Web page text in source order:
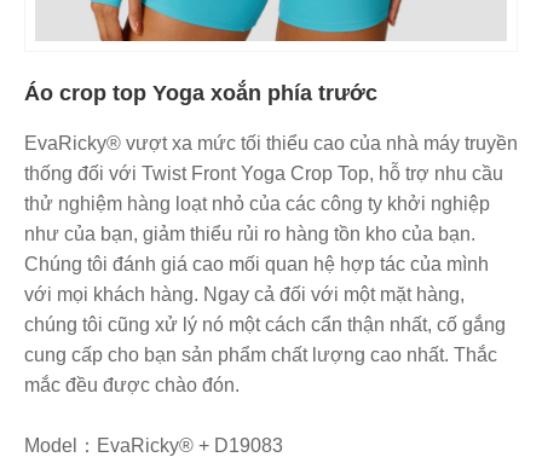
Áo crop top Yoga xoắn phía trước
EvaRicky® vượt xa mức tối thiểu cao của nhà máy truyền
thống đối với Twist Front Yoga Crop Top, hỗ trợ nhu cầu
thử nghiệm hàng loạt nhỏ của các công ty khởi nghiệp
như của bạn, giảm thiểu rủi ro hàng tồn kho của bạn.
Chúng tôi đánh giá cao mối quan hệ hợp tác của mình
với mọi khách hàng. Ngay cả đối với một mặt hàng,
chúng tôi cũng xử lý nó một cách cẩn thận nhất, cố gắng
cung cấp cho bạn sản phẩm chất lượng cao nhất. Thắc
mắc đều được chào đón.
Model：EvaRicky® + D19083